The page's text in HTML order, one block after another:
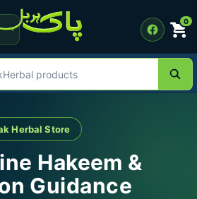
0
Herbal Store
Hakeem &
Guidance